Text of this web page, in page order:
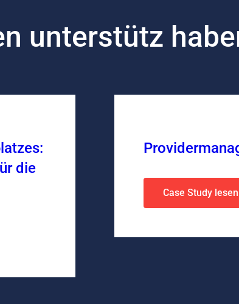
unterstütz
die
Case Study lesen